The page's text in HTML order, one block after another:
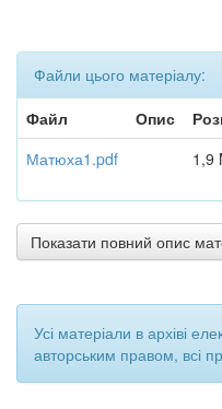
Файли цього матеріалу:
Файл
Опис
Матюха1.pdf
1,9
Показати повний опис
Усі матеріали в архіві
авторським правом, всі